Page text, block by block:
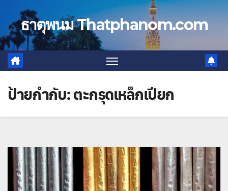
contentธาตุพนม Thatphanom.com
ป้ายกำกับ:ตะกรุดเหล็กเปียก